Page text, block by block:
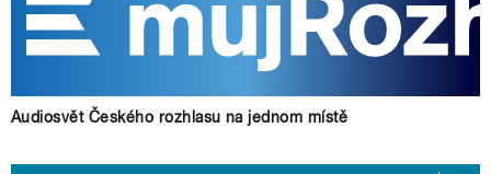
Audiosvět Českého rozhlasu na jednom místě